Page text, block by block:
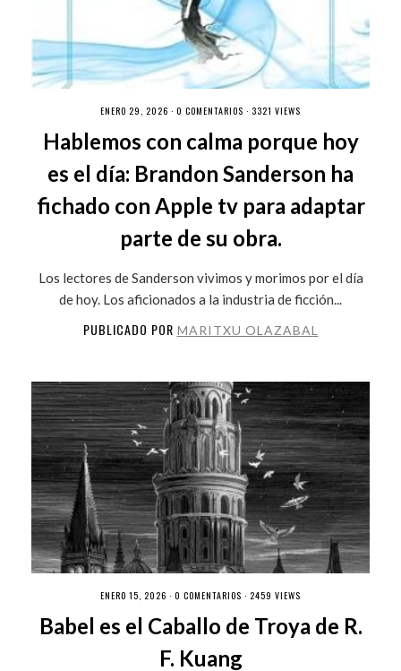
ENERO 29, 2026 · 0 COMENTARIOS · 3321 VIEWS
Hablemos con calma porque hoy
es el día: Brandon Sanderson ha
fichado con Apple tv para adaptar
parte de su obra.
Los lectores de Sanderson vivimos y morimos por el día
de hoy. Los aficionados a la industria de ficción...
PUBLICADO POR MARITXU OLAZABAL
ENERO 15, 2026 · 0 COMENTARIOS · 2459 VIEWS
Babel es el Caballo de Troya de R.
F. Kuang